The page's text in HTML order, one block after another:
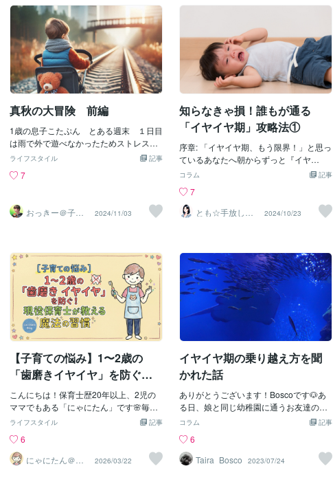
イヤ期の子どもに対する親のNG行為はあ
りますか。 白井さん「まずは、『ダ
メ！』『いい加減にして！』など、即座
に叱ってしまうことです。大人にとって
は理不尽に感じることもあるかもしれま
せんが、お子さんは親御さんを困らせよ
うと思ってイヤイヤ言っているわけでは
ありません。まずは落ち着いて話を聞い
てあげて、『何がイヤ
士的に苦労しただけで、その子に関して
は『きっと大物になるな』なーんて思っ
ていました。イヤイヤ期は1歳後半から３
歳ころまであるというとにかく言葉のと
おり「いや！いやー！」とよく言い始め
る時期を言いますが、とにかく私にはこ
う聞こえます。「したい！したい！私に
やらせて、決めさせて！」…と。子ども
が自立に向けて可愛い一歩を踏み出して
いるのです。でも指先や運動面で未発達
の子どもに何でもさせてあげるのは親と
して勇気がいりますね。怪我するかも…
汚れるかも…こぼすかも…と…いろいろ
いう気持ちを大切できたらいいですね。
す。最初なので、当たり前ですね。失敗
して学びますから大丈夫です。ママたち
裕を持つだけです。最初は大変ですが、
あとで楽になります。自分でできる子に
成長しますよ！ただ、本当に危険な時や
限度がある時（お菓子の食べすぎ、買い
すぎなど）他人に迷惑がかかる時は、し
っかりと「NO！」ということも忘れず
に！「イヤイヤと大泣きするから」など
子どもの主張に負けてしまいそうになり
ますが、そこは見極めて、なるべ
この時が来たかと…イヤイヤ言われるた
ー！！！！！って感じでしたね笑なんで
イヤイヤ期を振り返ろうと思ったかとい
うと、5歳になった我が子は反抗期なの？
ってくらいあたりが強い。当時のキー
ッ！ってなる感覚が似ていることに気づ
いたのです。あの時私はどうしてたかな
ーと。結論から言うと、はじめはいやな
のか～いやだね～ってDannyのイヤイ
ヤ！に同調。落ち着いてきたらじゃぁど
うしようか～どうしたらいいかな～ゆる
り、ゆるりと話しかけていたなと。一緒
にキーッ！ってなると自分も疲れるし、
子どもも落ち着かないんですよね。あ
と、キーッ！ってなると見えないんで
す。表情や声のトーン、様子が。ゆるー
く接していくと、だんだんと見えてき
お決まりのパターンがありました。保育
園登園前の公園行けないのイヤイヤ！仕
事前にほんと止めてほしいやつですよね
笑これ、時間に追われてるとキーッ！っ
てなるから提案してみたんです。明日か
らおうちを早く出てみる？そしたら遊ぶ
時間できると思うんだけど、どうかな？
少し前までイヤイヤ！だったのに目がキ
ラキラしたのを
真秋の大冒険 前編
1歳の息子こたぷん とある週末 １日目
は雨で外で遊べなかったためストレス２
日目は晴れたものの 地面が濡れている
なんて こたぷん理解できないのでリビ
と外で遊ばせろという合図を送ってくる
（たまに自分で靴下と靴を持ってきて、
てベビーカーを走らせる道中 公園に行
く方向に向きを変えると 「ん」と駅の
方を指をさす公園を諦めて電車を見て帰
るコースかな？ と、わたしは淡い期待
を寄せるしばらく電車が通り過ぎいくの
を眺めていると駅の改札を指さして
「ん」 いやいや電車乗らないから改札
は通らないよ最近イヤイヤ期のこたぷ
ん 当然思い通りにいかず騒ぎだす（ほ
ぼ無人駅なので、そこまでまわりの迷惑
になってはいないかと）諦めさせるため
にきっぷ売り場の機械を誰も居ないタイ
ミングで ピポパポ ピポパポ させて
みるくどいぐらいやるので やっぱり突
き放すとまた騒ぎ出す次の予定までまだ
時間があったので わたしはある決意を
した「一駅だけ乗って、そこから歩いて
帰ろう」改札をドヤ顔でピッとして ス
記事
ライフスタイル
7
おっきー＠子育
て応援レッサー
2024/11/03
知らなきゃ損！誰もが通る
「イヤイヤ期」攻略法①
序章: 「イヤイヤ期、もう限界！」と思っ
ているあなたへ朝からずっと『イヤ
だ！』が止まらない… 買い物中に床で大
に、心が折れそうになること、ありませ
んか？ イヤイヤ期は、まるで突然の嵐の
ようにやってきて私たち親を揺さぶりま
は「もうどうしたらいいの？」と絶望す
ら感じる瞬間も。でもあなたが感じてい
るその困難、実は子どもが成長している
証なんです。この時期をどう乗り越える
かで、あなた自身の育児がもっと楽にな
り、子どもとの絆が深まるチャンスが訪
れます！ 私自身、当日２歳児の娘がイヤ
イヤ期に突入したとき「これがずっと続
くのか…」と疲れ果てた日が毎日のよう
にありました。でも、適切な対応法や心
の持ち方を学ぶことで、少しずつですが
光が見えてきたんです。 第１章: イヤイ
ヤ期とは？ 《イヤイヤ期の正体を知る》
突然やってくる「イヤイヤ期」。まる
撃したような感じじゃないですか？
「え、今晴れてたよね？」と思うのに、
突然「イヤー！」と大泣きされる。初め
記事
コラム
7
とも☆手放し子
育てでガミガミ
2024/10/23
【子育ての悩み】1〜2歳の
「歯磨きイヤイヤ」を防ぐ！
現役保育士が教える魔法の習
慣🦷✨
こんにちは！保育士歴20年以上、2児の
ママでもある「にゃにたん」です🌸毎日
のお仕事や家事、そしてワンオペ育児な
のお子さんを持つ親御さん、毎日の「歯
磨き」、いかがですか？「嫌がって大号
泣！」「毎日プロレスみたいに取り押さ
記事
ライフスタイル
6
にゃにたん＠保
育士・幼稚園一
2026/03/22
イヤイヤ期の乗り越え方を聞
かれた話
ありがとうございます！Boscoです🐶あ
る日、娘と同じ幼稚園に通うお友達のパ
パさん、ママさんに「イヤイヤ期はいっ
ねられました🎤その時、咄嗟に答えた内
容が「子どもたちが自分の意見をはっき
り口に出して言えることは良いことで、
記事
コラム
6
Taira_Bosco
2023/07/24